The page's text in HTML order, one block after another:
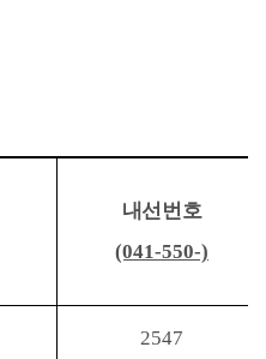
내선번호
(041-550-)
2547